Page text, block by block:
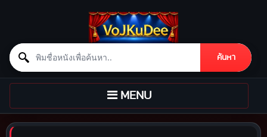
Search for:
ค้นหา
Skip to content
TOGGLE
NAVIGATION
MENU